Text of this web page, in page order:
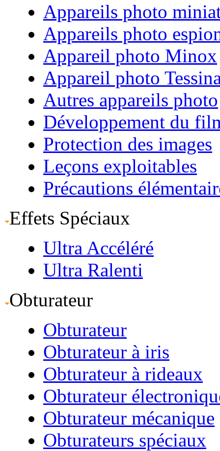
Appareils photo
Appareils photo
Appareil photo Minox
Appareil photo
Autres appareils photo
Développement du
Protection des images
Leçons exploitables
Précautions
Effets Spéciaux
Ultra Accéléré
Ultra Ralenti
Obturateur
Obturateur
Obturateur à iris
Obturateur à rideaux
Obturateur
Obturateur mécanique
Obturateurs spéciaux